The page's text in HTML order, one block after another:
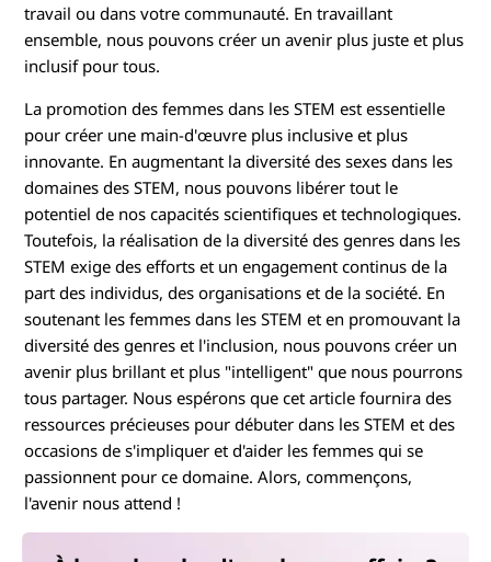
travail ou dans votre communauté. En travaillant
ensemble, nous pouvons créer un avenir plus juste et plus
inclusif pour tous.
La promotion des femmes dans les STEM est essentielle
pour créer une main-d'œuvre plus inclusive et plus
innovante. En augmentant la diversité des sexes dans les
domaines des STEM, nous pouvons libérer tout le
potentiel de nos capacités scientifiques et technologiques.
Toutefois, la réalisation de la diversité des genres dans les
STEM exige des efforts et un engagement continus de la
part des individus, des organisations et de la société. En
soutenant les femmes dans les STEM et en promouvant la
diversité des genres et l'inclusion, nous pouvons créer un
avenir plus brillant et plus "intelligent" que nous pourrons
tous partager. Nous espérons que cet article fournira des
ressources précieuses pour débuter dans les STEM et des
occasions de s'impliquer et d'aider les femmes qui se
passionnent pour ce domaine. Alors, commençons,
l'avenir nous attend !